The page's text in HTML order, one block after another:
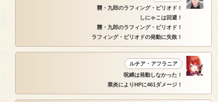
襲・九郎のラフィング・ピリオド！
しにゃこは回避！
襲・九郎のラフィング・ピリオド！
ラフィング・ピリオドの発動に失敗！
ルチア・アフラニア
呪縛は発動しなかった！
業炎によりHPに461ダメージ！